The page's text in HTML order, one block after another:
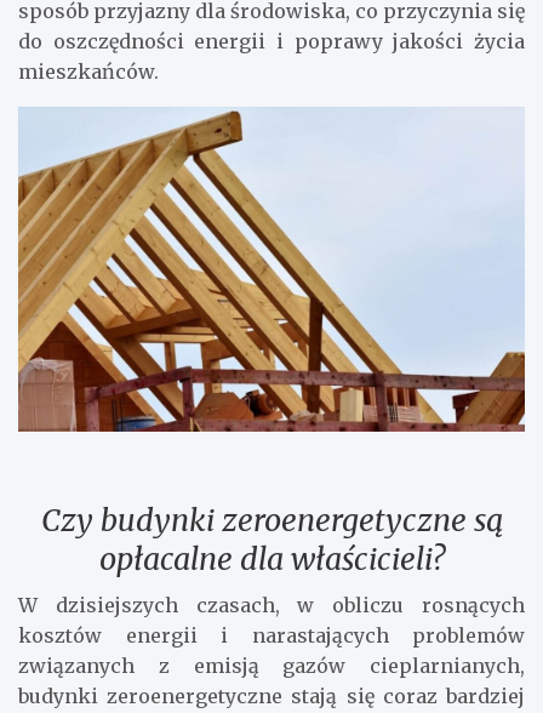
sposób przyjazny dla środowiska, co przyczynia się
do oszczędności energii i poprawy jakości życia
mieszkańców.
Czy budynki zeroenergetyczne są
opłacalne dla właścicieli?
W dzisiejszych czasach, w obliczu rosnących
kosztów energii i narastających problemów
związanych z emisją gazów cieplarnianych,
budynki zeroenergetyczne stają się coraz bardziej